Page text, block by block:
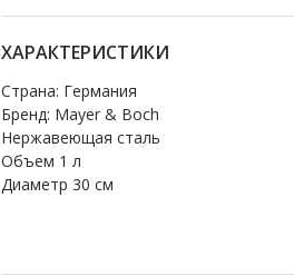
ХАРАКТЕРИСТИКИ
Страна: Германия
Бренд: Mayer & Boch
Нержавеющая сталь
Объем 1 л
Диаметр 30 см